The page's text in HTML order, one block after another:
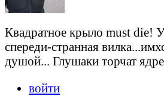
Квадратное крыло must die!
спереди-странная
душой... Глушаки торчат
войти